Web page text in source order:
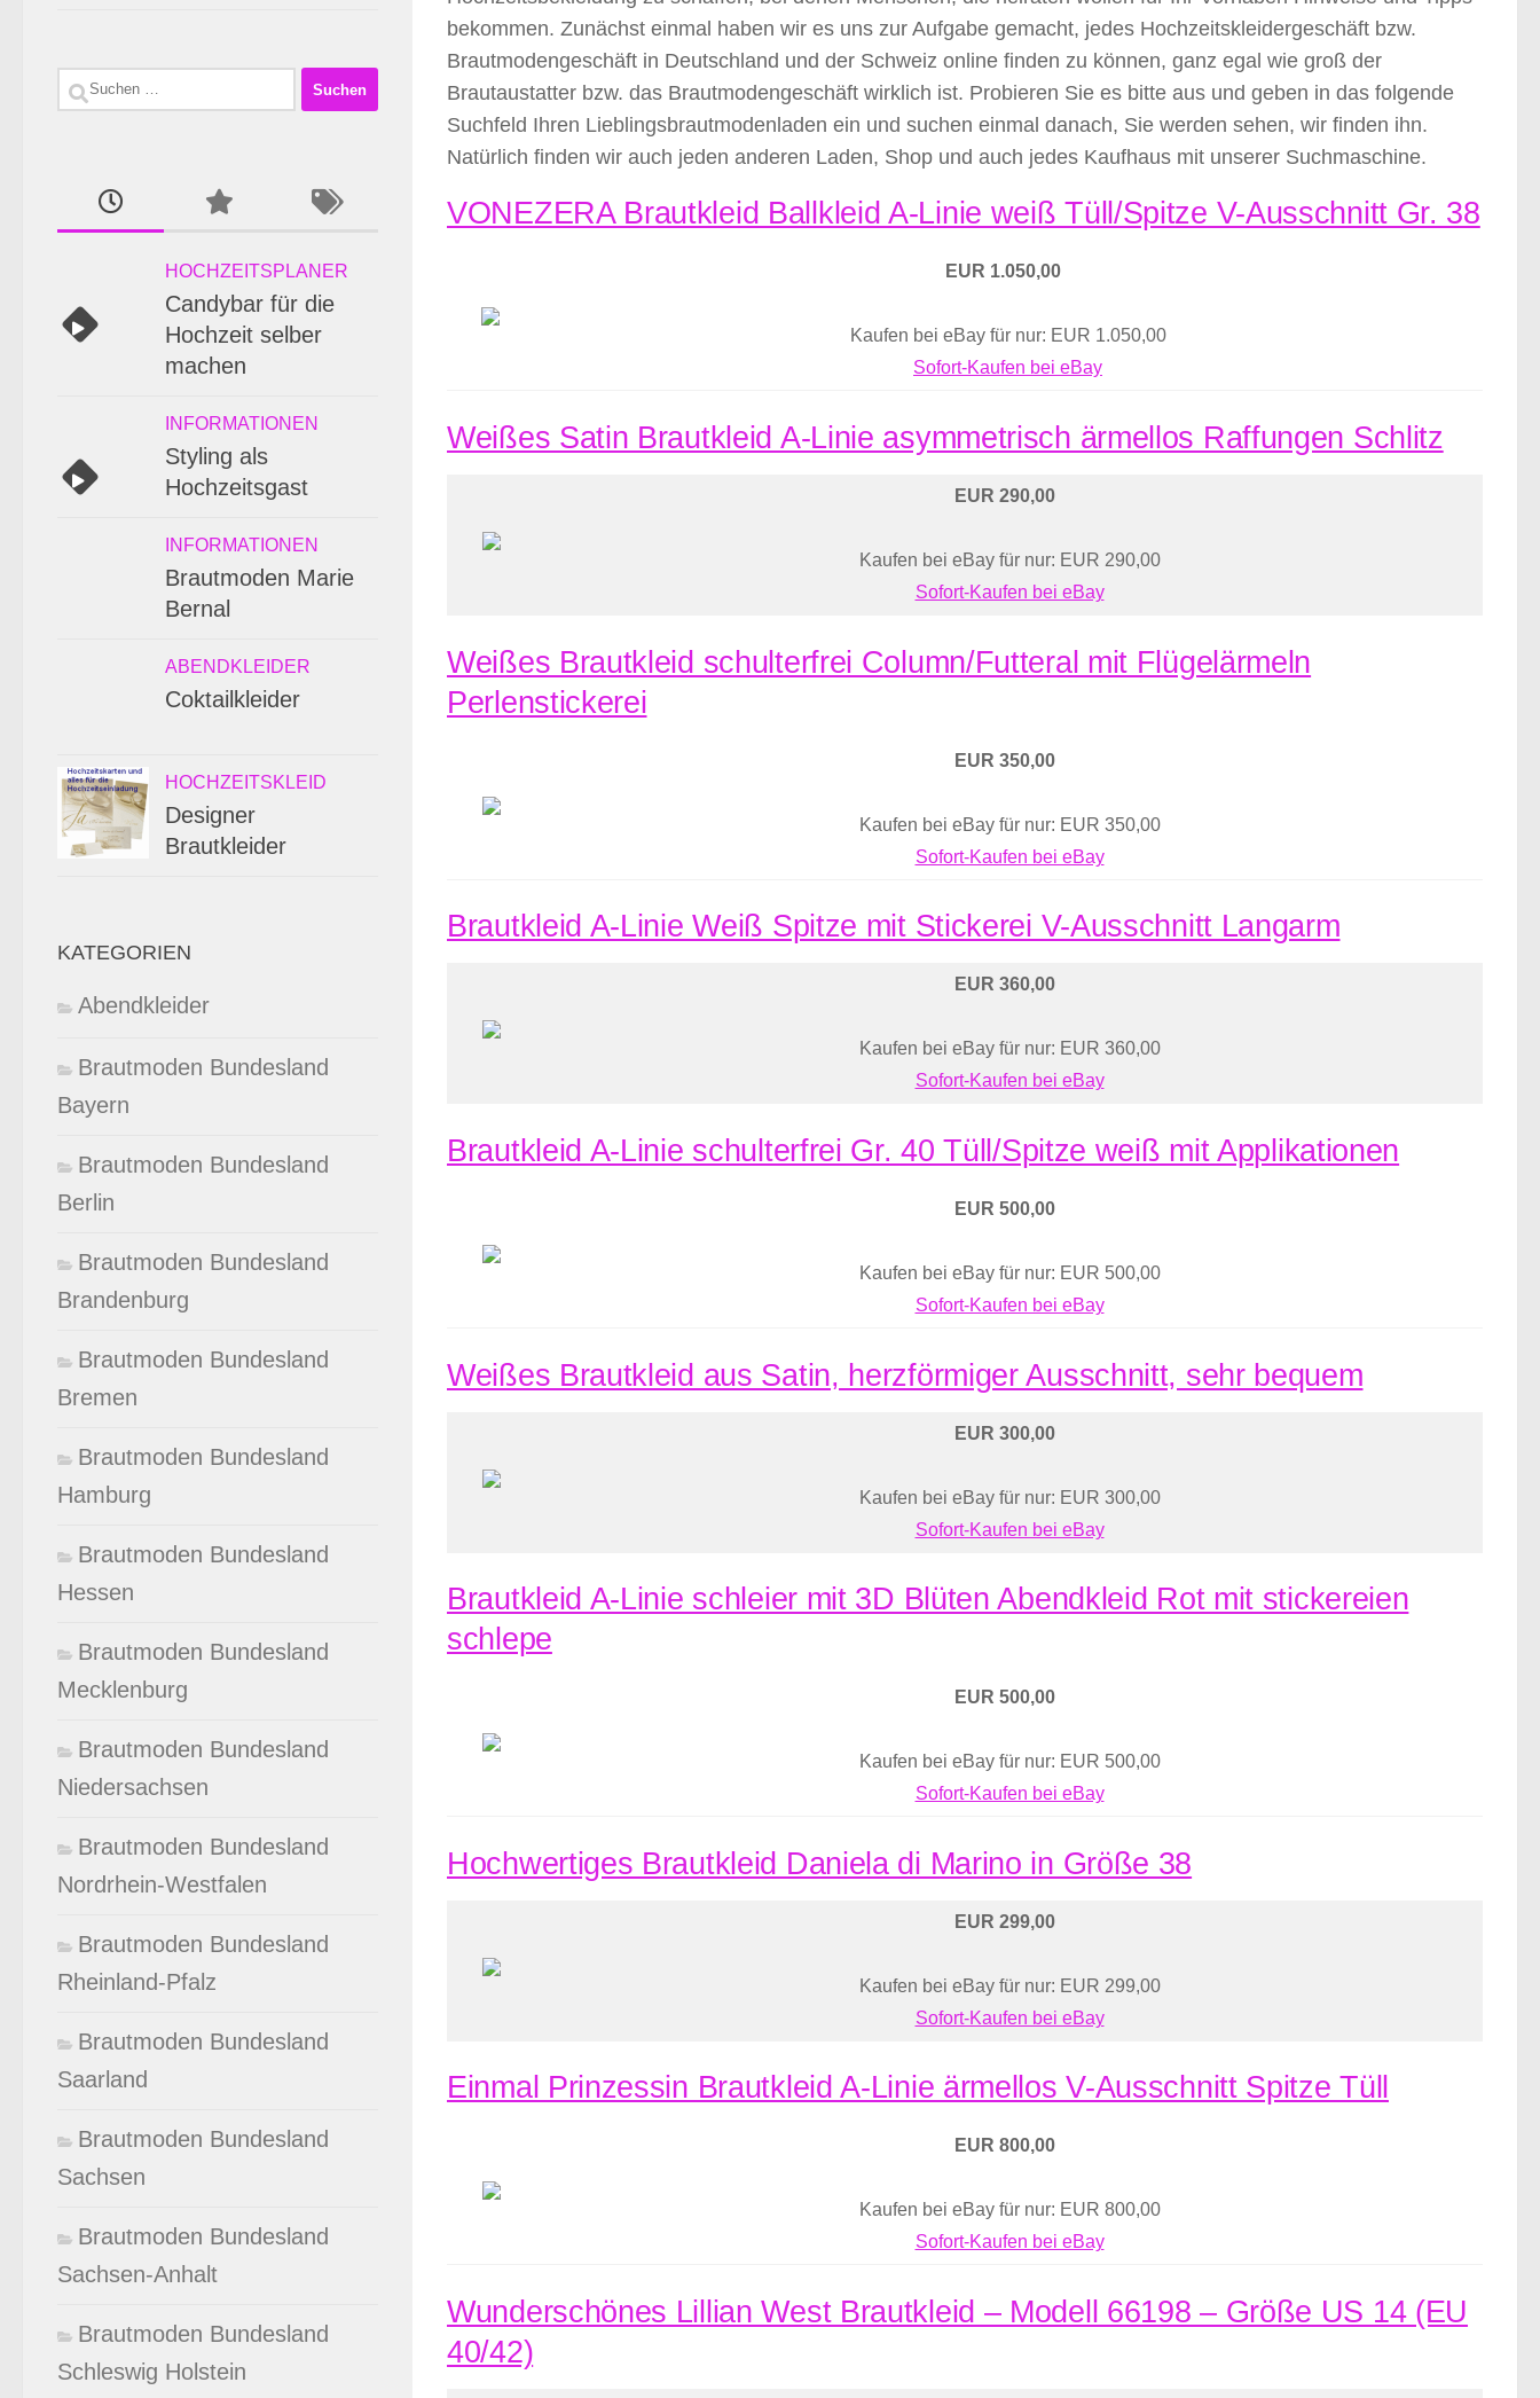
bekommen. Zunächst einmal haben wir es uns zur Aufgabe gemacht, jedes Hochzeitskleidergeschäft bzw.
Brautmodengeschäft in Deutschland und der Schweiz online finden zu können, ganz egal wie groß der
Brautaustatter bzw. das Brautmodengeschäft wirklich ist. Probieren Sie es bitte aus und geben in das folgende
Suchfeld Ihren Lieblingsbrautmodenladen ein und suchen einmal danach, Sie werden sehen, wir finden ihn.
Natürlich finden wir auch jeden anderen Laden, Shop und auch jedes Kaufhaus mit unserer Suchmaschine.
VONEZERA Brautkleid Ballkleid A-Linie weiß Tüll/Spitze V-Ausschnitt Gr. 38
EUR 1.050,00
Kaufen bei eBay für nur: EUR 1.050,00
Sofort-Kaufen bei eBay
Weißes Satin Brautkleid A-Linie asymmetrisch ärmellos Raffungen Schlitz
EUR 290,00
Kaufen bei eBay für nur: EUR 290,00
Sofort-Kaufen bei eBay
Weißes Brautkleid schulterfrei Column/Futteral mit Flügelärmeln
Perlenstickerei
EUR 350,00
Kaufen bei eBay für nur: EUR 350,00
Sofort-Kaufen bei eBay
Brautkleid A-Linie Weiß Spitze mit Stickerei V-Ausschnitt Langarm
EUR 360,00
Kaufen bei eBay für nur: EUR 360,00
Sofort-Kaufen bei eBay
Brautkleid A-Linie schulterfrei Gr. 40 Tüll/Spitze weiß mit Applikationen
EUR 500,00
Kaufen bei eBay für nur: EUR 500,00
Sofort-Kaufen bei eBay
Weißes Brautkleid aus Satin, herzförmiger Ausschnitt, sehr bequem
EUR 300,00
Kaufen bei eBay für nur: EUR 300,00
Sofort-Kaufen bei eBay
Brautkleid A-Linie schleier mit 3D Blüten Abendkleid Rot mit stickereien
schlepe
EUR 500,00
Kaufen bei eBay für nur: EUR 500,00
Sofort-Kaufen bei eBay
Hochwertiges Brautkleid Daniela di Marino in Größe 38
EUR 299,00
Kaufen bei eBay für nur: EUR 299,00
Sofort-Kaufen bei eBay
Einmal Prinzessin Brautkleid A-Linie ärmellos V-Ausschnitt Spitze Tüll
EUR 800,00
Kaufen bei eBay für nur: EUR 800,00
Sofort-Kaufen bei eBay
Wunderschönes Lillian West Brautkleid – Modell 66198 – Größe US 14 (EU
40/42)
Suchen
HOCHZEITSPLANER
Candybar für die
Hochzeit selber
machen
INFORMATIONEN
Styling als
Hochzeitsgast
INFORMATIONEN
Brautmoden Marie
Bernal
ABENDKLEIDER
Coktailkleider
HOCHZEITSKLEID
Designer
Brautkleider
KATEGORIEN
Abendkleider
Brautmoden Bundesland
Bayern
Brautmoden Bundesland
Berlin
Brautmoden Bundesland
Brandenburg
Brautmoden Bundesland
Bremen
Brautmoden Bundesland
Hamburg
Brautmoden Bundesland
Hessen
Brautmoden Bundesland
Mecklenburg
Brautmoden Bundesland
Niedersachsen
Brautmoden Bundesland
Nordrhein-Westfalen
Brautmoden Bundesland
Rheinland-Pfalz
Brautmoden Bundesland
Saarland
Brautmoden Bundesland
Sachsen
Brautmoden Bundesland
Sachsen-Anhalt
Brautmoden Bundesland
Schleswig Holstein